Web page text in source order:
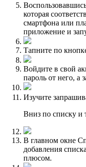
которая
смартфона или
приложение и
Тапните по
Войдите в свой
пароль от него, а
Изучите
Вниз по списку
В главном окне
добавления
плюсом.